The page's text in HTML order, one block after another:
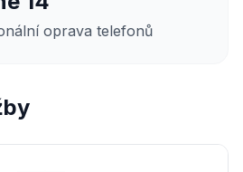
oprava telefonů